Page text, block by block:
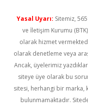
Yasal Uyarı: Sitemiz,
ve İletişim Kurumu
olarak hizmet
olarak denetleme veya
Ancak, üyelerimiz
siteye üye olarak bu
sitesi, herhangi bir marka,
bulunmamaktadır.